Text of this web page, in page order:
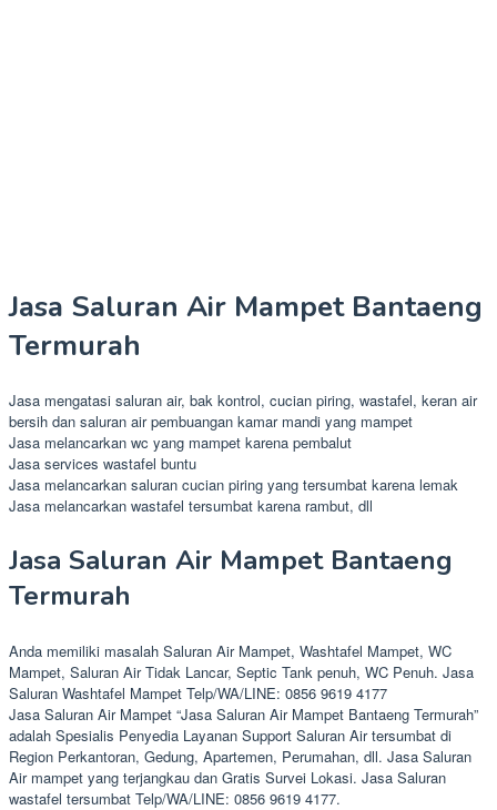
Jasa Saluran Air Mampet Bantaeng
Termurah
Jasa mengatasi saluran air, bak kontrol, cucian piring, wastafel, keran air
bersih dan saluran air pembuangan kamar mandi yang mampet
Jasa melancarkan wc yang mampet karena pembalut
Jasa services wastafel buntu
Jasa melancarkan saluran cucian piring yang tersumbat karena lemak
Jasa melancarkan wastafel tersumbat karena rambut, dll
Jasa Saluran Air Mampet Bantaeng
Termurah
Anda memiliki masalah Saluran Air Mampet, Washtafel Mampet, WC
Mampet, Saluran Air Tidak Lancar, Septic Tank penuh, WC Penuh. Jasa
Saluran Washtafel Mampet Telp/WA/LINE: 0856 9619 4177
Jasa Saluran Air Mampet “Jasa Saluran Air Mampet Bantaeng Termurah”
adalah Spesialis Penyedia Layanan Support Saluran Air tersumbat di
Region Perkantoran, Gedung, Apartemen, Perumahan, dll. Jasa Saluran
Air mampet yang terjangkau dan Gratis Survei Lokasi. Jasa Saluran
wastafel tersumbat Telp/WA/LINE: 0856 9619 4177.